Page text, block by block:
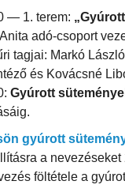
— 1. terem:
adó-csoport
tagjai: Markó
és Kovácsné
Gyúrott
gyúrott
a
föltétele a